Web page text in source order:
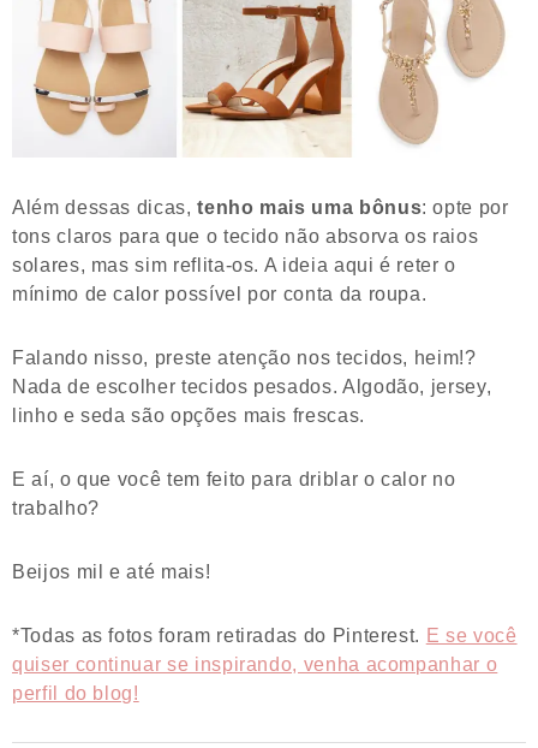
Além dessas dicas,tenho mais uma bônus: opte por
tons claros para que o tecido não absorva os raios
solares, mas sim reflita-os. A ideia aqui é reter o
mínimo de calor possível por conta da roupa.
Falando nisso, preste atenção nos tecidos, heim!?
Nada de escolher tecidos pesados. Algodão, jersey,
linho e seda são opções mais frescas.
E aí, o que você tem feito para driblar o calor no
trabalho?
Beijos mil e até mais!
*Todas as fotos foram retiradas do Pinterest. E se você
quiser continuar se inspirando, venha acompanhar o
perfil do blog!